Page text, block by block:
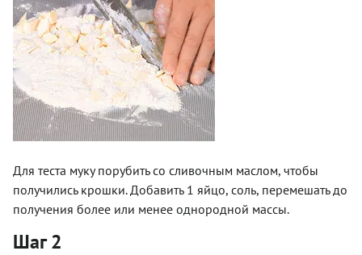
Для теста муку порубить со сливочным маслом, чтобы
получились крошки. Добавить 1 яйцо, соль, перемешать до
получения более или менее однородной массы.
Шаг 2